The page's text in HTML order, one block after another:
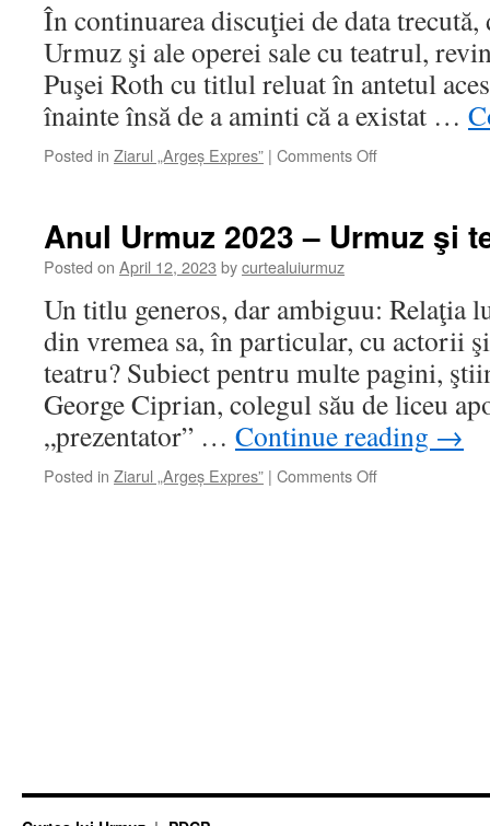
Urmuz
În continuarea discuţiei de data
Urmuz şi ale operei sale cu teatrul,
Puşei Roth cu titlul reluat în antetul
înainte însă de a aminti că a existat …
Posted in Ziarul „Argeș Expres” | Comments Offon
–
viezuri
Anul Urmuz 2023 – Urmuz şi
Posted on April 12, 2023 bycurtealuiurmuz
Un titlu generos, dar ambiguu: Relaţia
din vremea sa, în particular, cu actorii
teatru? Subiect pentru multe pagini,
George Ciprian, colegul său de liceu
„prezentator” … Continue reading →
Posted in Ziarul „Argeș Expres” | Comments Offon